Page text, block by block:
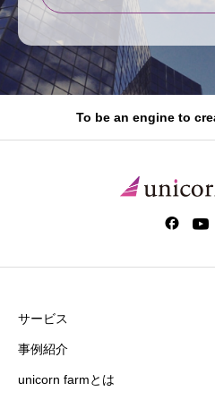
To be an engine to
サービス
事例紹介
unicorn farmとは